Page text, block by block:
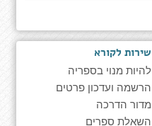
שירות לקורא
להיות מנוי בספריה
הרשמה ועדכון פרטים
מדור הדרכה
השאלת ספרים